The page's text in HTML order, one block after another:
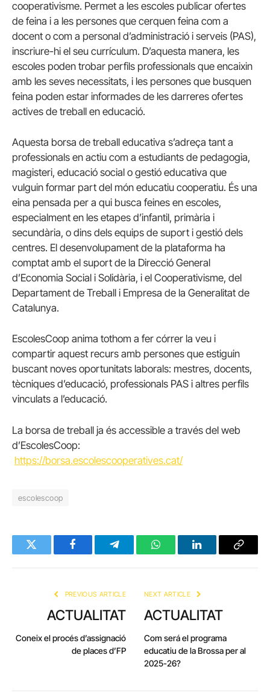
cooperativisme. Permet a les escoles publicar ofertes
de feina i a les persones que cerquen feina com a
docent o com a personal d’administració i serveis (PAS),
inscriure-hi el seu currículum. D’aquesta manera, les
escoles poden trobar perfils professionals que encaixin
amb les seves necessitats, i les persones que busquen
feina poden estar informades de les darreres ofertes
actives de treball en educació.
Aquesta borsa de treball educativa s’adreça tant a
professionals en actiu com a estudiants de pedagogia,
magisteri, educació social o gestió educativa que
vulguin formar part del món educatiu cooperatiu. És una
eina pensada per a qui busca feines en escoles,
especialment en les etapes d’infantil, primària i
secundària, o dins dels equips de suport i gestió dels
centres. El desenvolupament de la plataforma ha
comptat amb el suport de la Direcció General
d’Economia Social i Solidària, i el Cooperativisme, del
Departament de Treball i Empresa de la Generalitat de
Catalunya.
EscolesCoop anima tothom a fer córrer la veu i
compartir aquest recurs amb persones que estiguin
buscant noves oportunitats laborals: mestres, docents,
tècniques d’educació, professionals PAS i altres perfils
vinculats a l’educació.
La borsa de treball ja és accessible a través del web
d’EscolesCoop:
https://borsa.escolescooperatives.cat/
escolescoop
Twitter FacebookTelegramWhatsAppLinkedInCopy
PREVIOUS ARTICLE
ACTUALITAT
Coneix el procés d’assignació
de places d’FP
NEXT ARTICLE
ACTUALITAT
Com será el programa
educatiu de la Brossa per al
2025-26?